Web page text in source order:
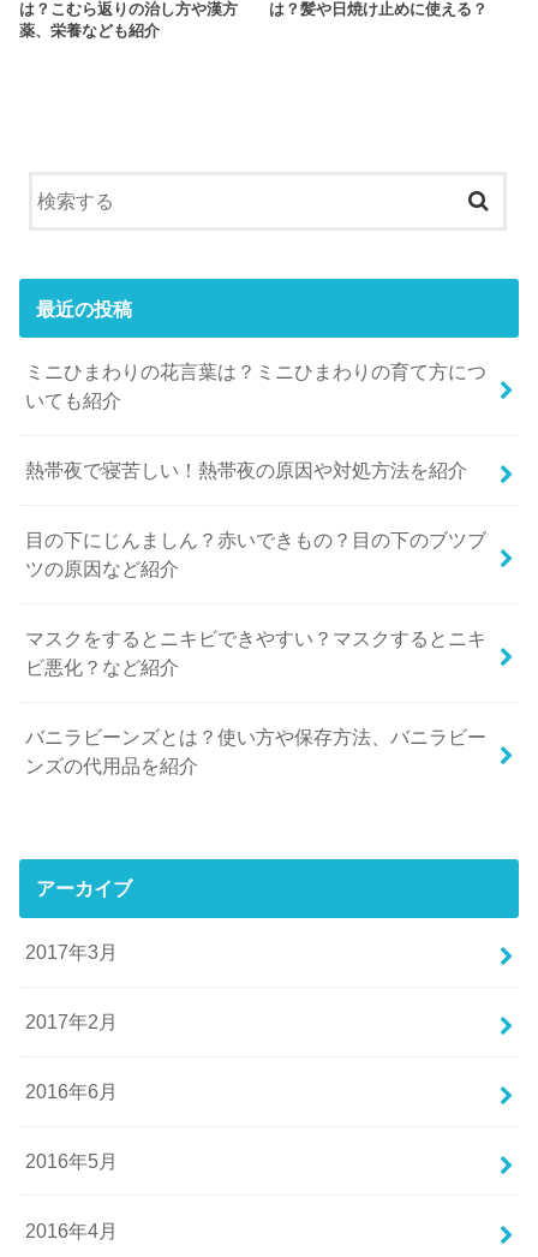
は？こむら返りの治し方や漢方
薬、栄養なども紹介
は？髪や日焼け止めに使える？
最近の投稿
ミニひまわりの花言葉は？ミニひまわりの育て方につ
いても紹介
熱帯夜で寝苦しい！熱帯夜の原因や対処方法を紹介
目の下にじんましん？赤いできもの？目の下のブツブ
ツの原因など紹介
マスクをするとニキビできやすい？マスクするとニキ
ビ悪化？など紹介
バニラビーンズとは？使い方や保存方法、バニラビー
ンズの代用品を紹介
アーカイブ
2017年3月
2017年2月
2016年6月
2016年5月
2016年4月